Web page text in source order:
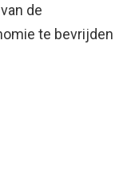
de
te bevrijden